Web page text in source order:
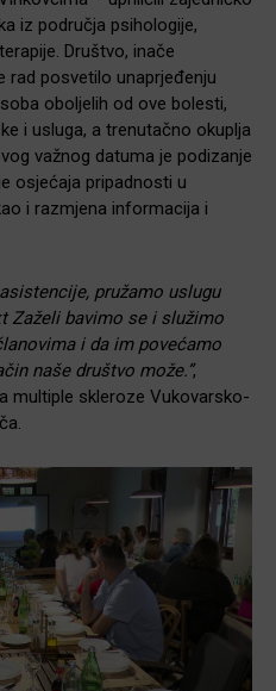
iz područja psihologije,
Društvo, inače
rad posvetilo unaprjeđenju
oboljelih od ove bolesti,
i usluga, a trenutačno okuplja
važnog datuma je podizanje
osjećaja pripadnosti u
i razmjena informacija i
pružamo uslugu
Zaželi bavimo se i služimo
i da im povećamo
naše društvo može.”,
multiple skleroze Vukovarsko-